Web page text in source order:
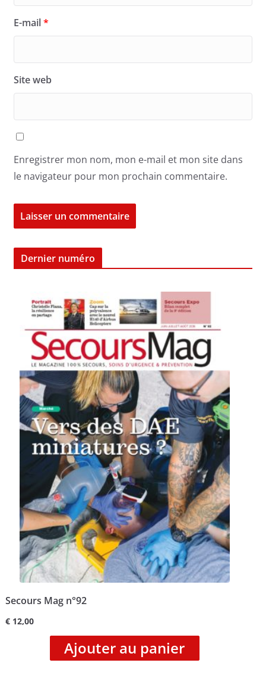
E-mail*
Site web
Enregistrer mon nom, mon e-mail et mon site dans
le navigateur pour mon prochain commentaire.
Dernier numéro
Secours Mag n°92
€12,00
Ajouter au panier